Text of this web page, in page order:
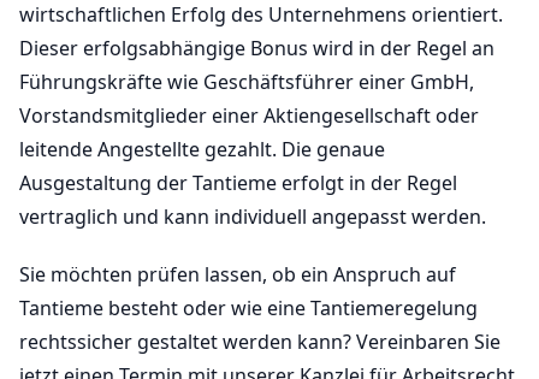
wirtschaftlichen Erfolg des Unternehmens orientiert.
Dieser erfolgsabhängige Bonus wird in der Regel an
Führungskräfte wie Geschäftsführer einer GmbH,
Vorstandsmitglieder einer Aktiengesellschaft oder
leitende Angestellte gezahlt. Die genaue
Ausgestaltung der Tantieme erfolgt in der Regel
vertraglich und kann individuell angepasst werden.
Sie möchten prüfen lassen, ob ein Anspruch auf
Tantieme besteht oder wie eine Tantiemeregelung
rechtssicher gestaltet werden kann? Vereinbaren Sie